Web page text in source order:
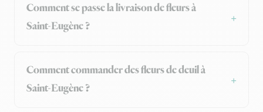
Comment se passe la livraison de fleurs à
Saint-Eugène ?
Comment commander des fleurs de deuil à
Saint-Eugène ?